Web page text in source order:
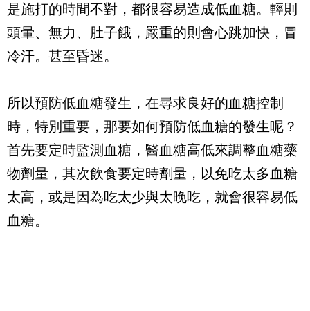
是施打的時間不對，都很容易造成低血糖。輕則
頭暈、無力、肚子餓，嚴重的則會心跳加快，冒
冷汗。甚至昏迷。
所以預防低血糖發生，在尋求良好的血糖控制
時，特別重要，那要如何預防低血糖的發生呢？
首先要定時監測血糖，醫血糖高低來調整血糖藥
物劑量，其次飲食要定時劑量，以免吃太多血糖
太高，或是因為吃太少與太晚吃，就會很容易低
血糖。